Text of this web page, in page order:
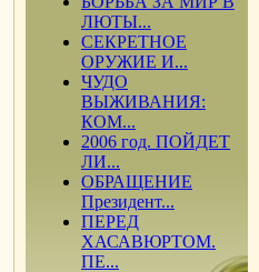
ЛЮТЫ...
СЕКРЕТНОЕ
ОРУЖИЕ И...
ЧУДО
ВЫЖИВАНИЯ:
КОМ...
2006 год. ПОЙДЕТ
ЛИ...
ОБРАЩЕНИЕ
Президент...
ПЕРЕД
ХАСАВЮРТОМ.
ПЕ...